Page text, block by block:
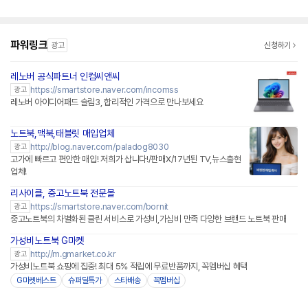
파워링크 광고 신청하기
레노버 공식파트너 인컴씨앤씨
광고 https://smartstore.naver.com/incomss
레노버 아이디어패드 슬림3, 합리적인 가격으로 만나보세요
노트북,맥북,태블릿 매입업체
광고 http://blog.naver.com/paladog8030
고가에 빠르고 편안한 매입! 저희가 삽니다!/판매X/17년된 TV,뉴스출현
업체!
리사이클, 중고노트북 전문몰
광고 https://smartstore.naver.com/bornit
중고노트북의 차별화된 클린 서비스로 가성비,가심비 만족 다양한 브랜드 노트북 판매
가성비노트북 G마켓
광고 http://m.gmarket.co.kr
가성비노트북 쇼핑에 집중! 최대 5% 적립에 무료반품까지, 꼭멤버십 혜택
G마켓베스트 슈퍼딜특가 스타배송 꼭멤버십